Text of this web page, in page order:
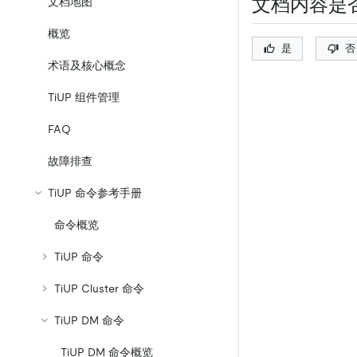
概览
术语及核心概念
TiUP 组件管理
FAQ
故障排查
TiUP 命令参考手册
命令概览
TiUP 命令
TiUP Cluster 命令
TiUP DM 命令
TiUP DM 命令概览
文档内容是
是 否